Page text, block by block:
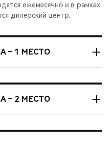
ежемесячно и в рамках
дилерский центр.
– 1 МЕСТО
– 2 МЕСТО